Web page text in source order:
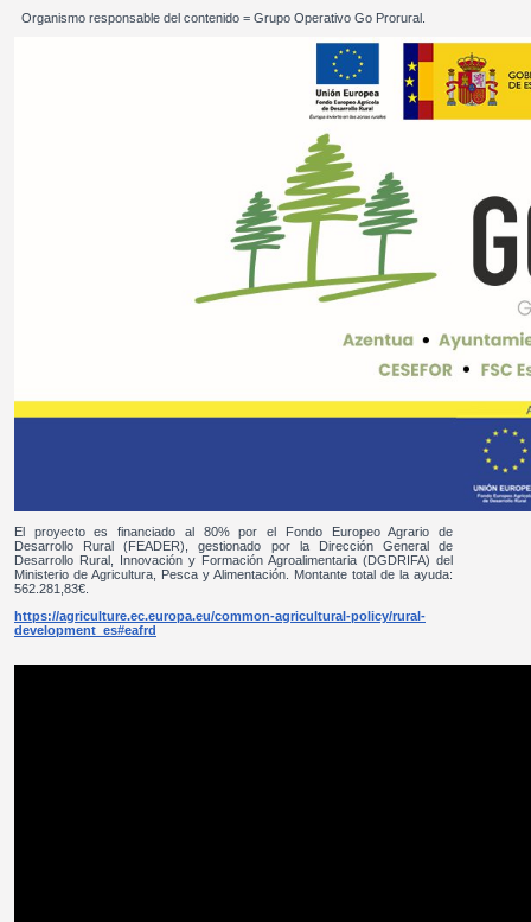
Organismo responsable del contenido = Grupo Operativo Go Prorural.
El proyecto es financiado al 80% por el Fondo Europeo Agrario de
Desarrollo Rural (FEADER), gestionado por la Dirección General de
Desarrollo Rural, Innovación y Formación Agroalimentaria (DGDRIFA) del
Ministerio de Agricultura, Pesca y Alimentación. Montante total de la ayuda:
562.281,83€.
https://agriculture.ec.europa.eu/common-agricultural-policy/rural-
development_es#eafrd